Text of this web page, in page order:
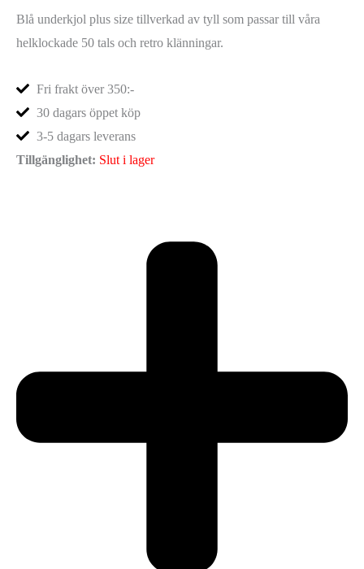
Blå underkjol plus size tillverkad av tyll som passar till våra
helklockade 50 tals och retro klänningar.
Fri frakt över 350:-
30 dagars öppet köp
3-5 dagars leverans
Tillgänglighet: Slut i lager